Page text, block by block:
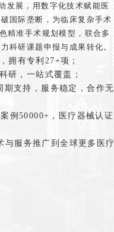
发展，用数字化技术赋能医
国际垄断，为临床复杂手术
精准手术规划模型，联合多
科研课题申报与成果转化。
拥有专利27+项；
研，一站式覆盖；
支持，服务稳定，合作无
例50000+，医疗器械认证
与服务推广到全球更多医疗